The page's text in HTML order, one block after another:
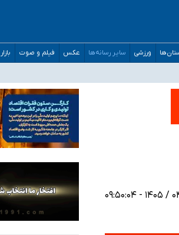
ورزشی سایر رسانه‌ها عکس فیلم و صوت بازار
نظامی دافوس آجا
از آستانه هشدار
در دبی متناسب با شرایط جدید تصمیم‌گیری می‌شود